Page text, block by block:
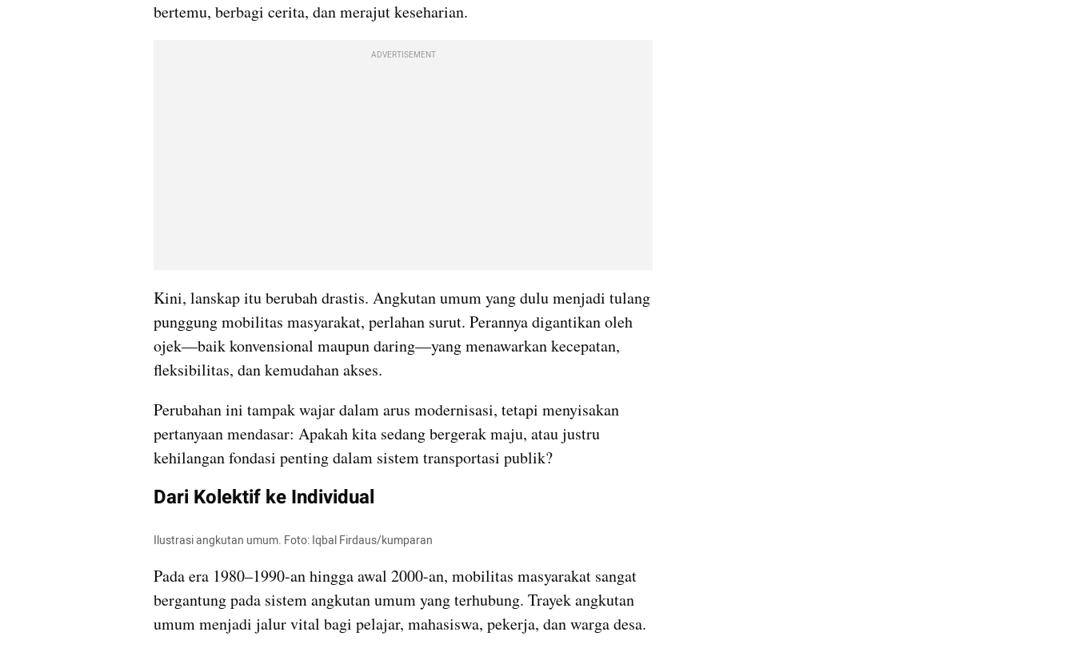
bertemu, berbagi cerita, dan merajut keseharian.
ADVERTISEMENT
Kini, lanskap itu berubah drastis. Angkutan umum yang dulu menjadi tulang
punggung mobilitas masyarakat, perlahan surut. Perannya digantikan oleh
ojek—baik konvensional maupun daring—yang menawarkan kecepatan,
fleksibilitas, dan kemudahan akses.
Perubahan ini tampak wajar dalam arus modernisasi, tetapi menyisakan
pertanyaan mendasar: Apakah kita sedang bergerak maju, atau justru
kehilangan fondasi penting dalam sistem transportasi publik?
Dari Kolektif ke Individual
Ilustrasi angkutan umum. Foto: Iqbal Firdaus/kumparan
Pada era 1980–1990-an hingga awal 2000-an, mobilitas masyarakat sangat
bergantung pada sistem angkutan umum yang terhubung. Trayek angkutan
umum menjadi jalur vital bagi pelajar, mahasiswa, pekerja, dan warga desa.